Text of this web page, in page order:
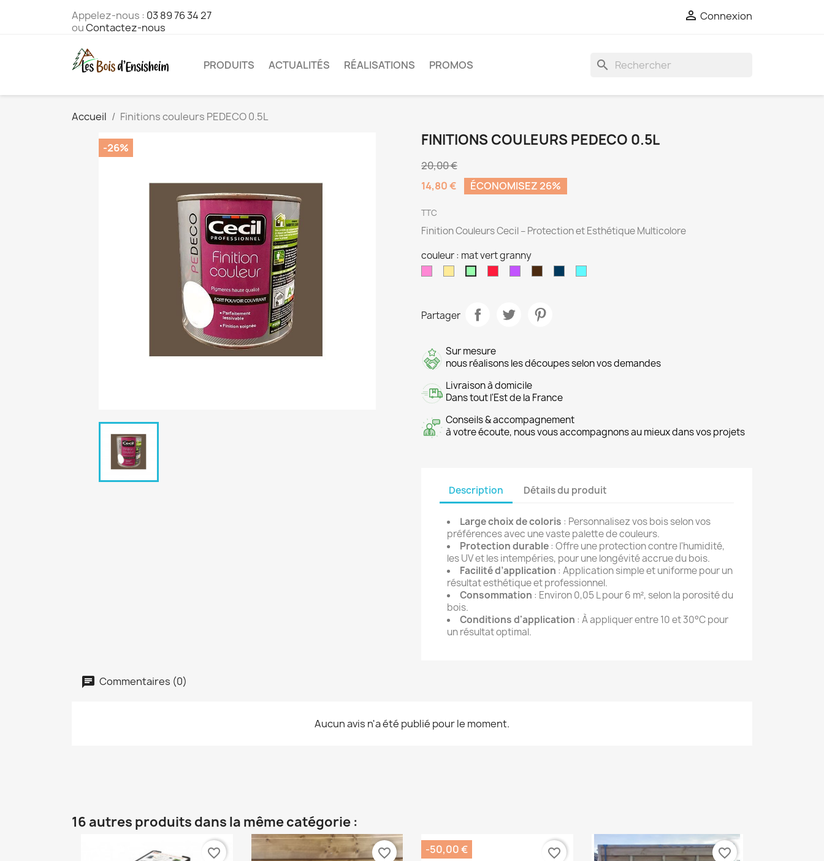
Appelez-nous : 03 89 76 34 27
ouContactez-nous
 Connexion
PRODUITS ACTUALITÉS RÉALISATIONS PROMOS search
Accueil Finitions couleurs PEDECO 0.5L
-26% FINITIONS COULEURS PEDECO 0.5L
20,00 €
14,80 €
ÉCONOMISEZ 26%
TTC
Finition Couleurs Cecil – Protection et Esthétique Multicolore
couleur : mat vert granny
Partager
Sur mesure
nous réalisons les découpes selon vos demandes
Livraison à domicile
Dans tout l'Est de la France
Conseils & accompagnement
à votre écoute, nous vous accompagnons au mieux dans vos projets
Description Détails du produit
Large choix de coloris : Personnalisez vos bois selon vos
préférences avec une vaste palette de couleurs.
Protection durable: Offre une protection contre l'humidité,
les UV et les intempéries, pour une longévité accrue du bois.
Facilité d’application : Application simple et uniforme pour un
résultat esthétique et professionnel.
Consommation : Environ 0,05 L pour 6 m², selon la porosité du
bois.
Conditions d'application : À appliquer entre 10 et 30°C pour
un résultat optimal.
Commentaires (0)
Aucun avis n'a été publié pour le moment.
16 autres produits dans la même catégorie :
favorite_border favorite_border -50,00 € favorite_border favorite_border